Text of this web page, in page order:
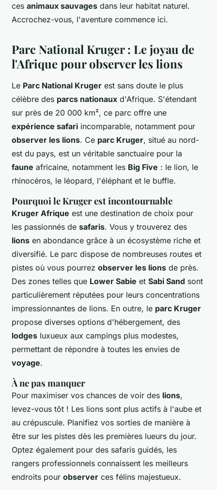
ces animaux sauvages dans leur habitat naturel.
Accrochez-vous, l'aventure commence ici.
Parc National Kruger : Le joyau de
l'Afrique pour observer les lions
Le Parc National Kruger est sans doute le plus
célèbre des parcs nationaux d'Afrique. S'étendant
sur près de 20 000 km², ce parc offre une
expérience safari incomparable, notamment pour
observer les lions. Ce parc Kruger, situé au nord-
est du pays, est un véritable sanctuaire pour la
faune africaine, notamment les Big Five : le lion, le
rhinocéros, le léopard, l'éléphant et le buffle.
Pourquoi le Kruger est incontournable
Kruger Afrique est une destination de choix pour
les passionnés de safaris. Vous y trouverez des
lions en abondance grâce à un écosystème riche et
diversifié. Le parc dispose de nombreuses routes et
pistes où vous pourrez observer les lions de près.
Des zones telles que Lower Sabie et Sabi Sand sont
particulièrement réputées pour leurs concentrations
impressionnantes de lions. En outre, le parc Kruger
propose diverses options d'hébergement, des
lodges luxueux aux campings plus modestes,
permettant de répondre à toutes les envies de
voyage.
À ne pas manquer
Pour maximiser vos chances de voir des lions,
levez-vous tôt ! Les lions sont plus actifs à l'aube et
au crépuscule. Planifiez vos sorties de manière à
être sur les pistes dès les premières lueurs du jour.
Optez également pour des safaris guidés, les
rangers professionnels connaissent les meilleurs
endroits pour observer ces félins majestueux.